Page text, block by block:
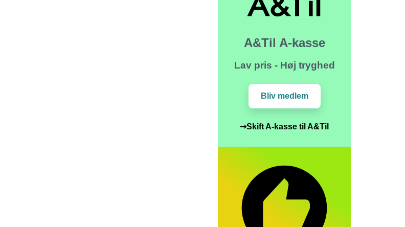
A&Til A-kasse
Lav pris - Høj tryghed
Bliv medlem
➞Skift A-kasse til A&Til